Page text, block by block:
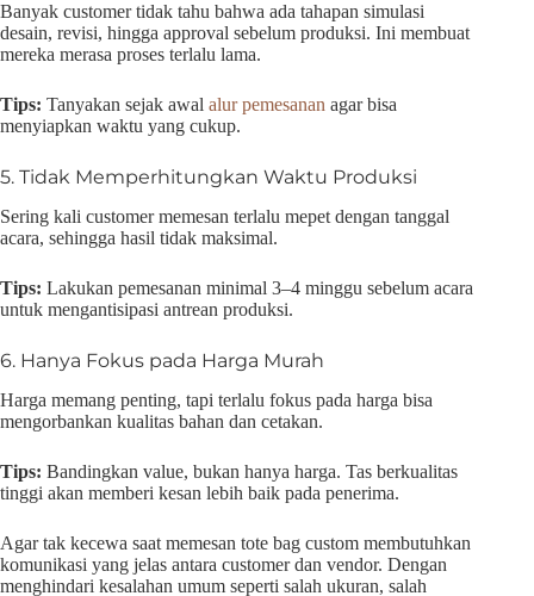
Banyak customer tidak tahu bahwa ada tahapan simulasi
desain, revisi, hingga approval sebelum produksi. Ini membuat
mereka merasa proses terlalu lama.
Tips: Tanyakan sejak awal alur pemesanan agar bisa
menyiapkan waktu yang cukup.
5. Tidak Memperhitungkan Waktu Produksi
Sering kali customer memesan terlalu mepet dengan tanggal
acara, sehingga hasil tidak maksimal.
Tips: Lakukan pemesanan minimal 3–4 minggu sebelum acara
untuk mengantisipasi antrean produksi.
6. Hanya Fokus pada Harga Murah
Harga memang penting, tapi terlalu fokus pada harga bisa
mengorbankan kualitas bahan dan cetakan.
Tips: Bandingkan value, bukan hanya harga. Tas berkualitas
tinggi akan memberi kesan lebih baik pada penerima.
Agar tak kecewa saat memesan tote bag custom membutuhkan
komunikasi yang jelas antara customer dan vendor. Dengan
menghindari kesalahan umum seperti salah ukuran, salah